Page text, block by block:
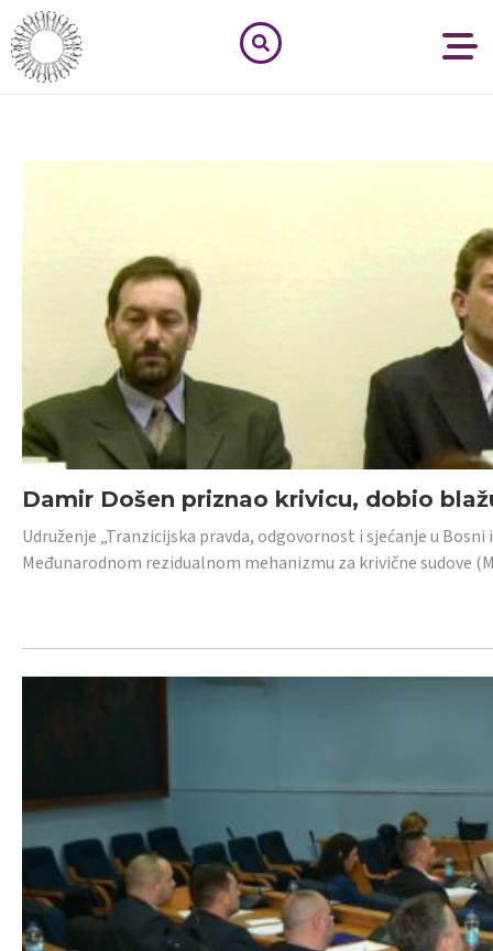
Damir Došen priznao krivicu, dobio
Udruženje „Tranzicijska pravda, odgovornost i sjećanje u
Međunarodnom rezidualnom mehanizmu za krivične sudove